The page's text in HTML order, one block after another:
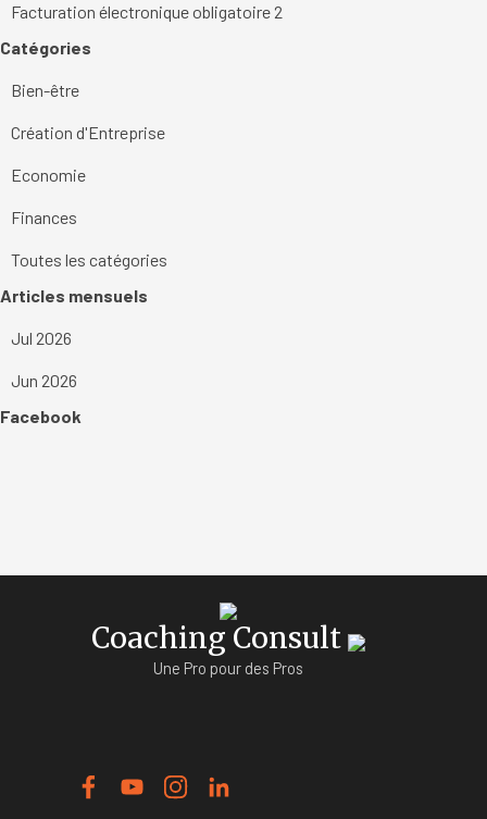
Facturation électronique obligatoire 2
Sauter le bloc Catégories
Catégories
Bien-être
Création d'Entreprise
Economie
Finances
Toutes les catégories
Sauter le bloc Articles mensuels
Articles mensuels
Jul 2026
Jun 2026
Sauter le bloc Facebook
Facebook
Coaching Consult
Une Pro pour des Pros